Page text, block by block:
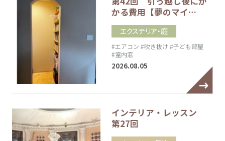
かる費用【夢のマイ…
エクステリア・庭
#エアコン #吹き抜け #子ども部屋
#室内窓
2026.08.05
インテリア・レッスン
第27回